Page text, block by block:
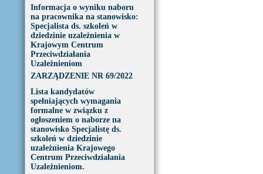
Informacja o wyniku naboru
na pracownika na stanowisko:
Specjalista ds. szkoleń w
dziedzinie uzależnienia w
Krajowym Centrum
Przeciwdziałania
Uzależnieniom
ZARZĄDZENIE NR 69/2022
Lista kandydatów
spełniających wymagania
formalne w związku z
ogłoszeniem o naborze na
stanowisko Specjalistę ds.
szkoleń w dziedzinie
uzależnienia Krajowego
Centrum Przeciwdziałania
Uzależnieniom.